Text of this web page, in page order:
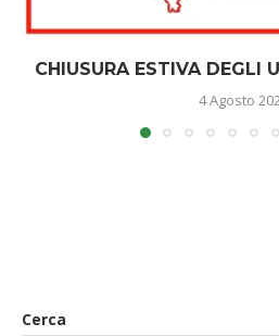
CHIUSURA ESTIVA DEGLI
4 Agosto
Cerca